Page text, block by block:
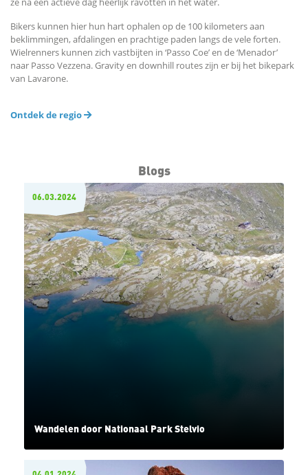
Bikers kunnen hier hun hart ophalen op de 100 kilometers aan
beklimmingen, afdalingen en prachtige paden langs de vele forten.
Wielrenners kunnen zich vastbijten in ‘Passo Coe’ en de ‘Menador’
naar Passo Vezzena. Gravity en downhill routes zijn er bij het bikepark
van Lavarone.
Ontdek de regio
Blogs
06.03.2024
Wandelen door Nationaal Park Stelvio